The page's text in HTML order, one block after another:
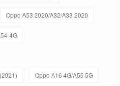
Oppo A53 2020/A32/A33 2020
4G
Oppo A16 4G/A55 5G